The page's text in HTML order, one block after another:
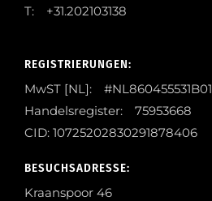
T: +31.202103138
REGISTRIERUNGEN:
MwST [NL]: #NL860455531B01
Handelsregister: 75953668
CID: 10725202830291878406
BESUCHSADRESSE:
Kraanspoor 46